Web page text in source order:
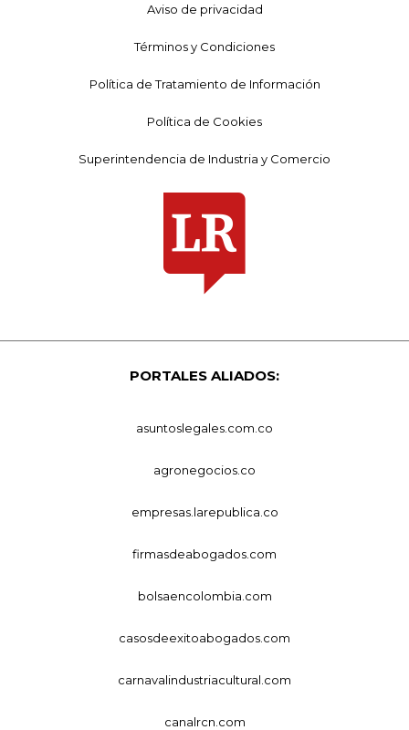
Aviso de privacidad
Términos y Condiciones
Política de Tratamiento de Información
Política de Cookies
Superintendencia de Industria y Comercio
PORTALES ALIADOS:
asuntoslegales.com.co
agronegocios.co
empresas.larepublica.co
firmasdeabogados.com
bolsaencolombia.com
casosdeexitoabogados.com
carnavalindustriacultural.com
canalrcn.com